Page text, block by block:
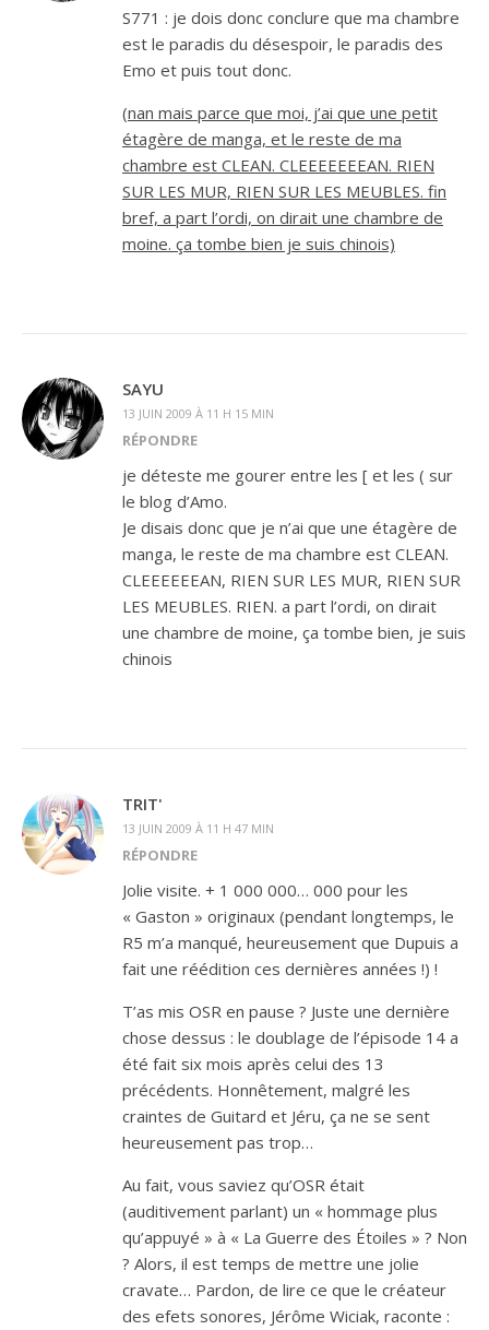
S771 : je dois donc conclure que ma chambre
est le paradis du désespoir, le paradis des
Emo et puis tout donc.
(nan mais parce que moi, j’ai que une petit
étagère de manga, et le reste de ma
chambre est CLEAN. CLEEEEEEEAN. RIEN
SUR LES MUR, RIEN SUR LES MEUBLES. fin
bref, a part l’ordi, on dirait une chambre de
moine. ça tombe bien je suis chinois)
SAYU
13 JUIN 2009 À 11 H 15 MIN
RÉPONDRE
je déteste me gourer entre les [ et les ( sur
le blog d’Amo.
Je disais donc que je n’ai que une étagère de
manga, le reste de ma chambre est CLEAN.
CLEEEEEEAN, RIEN SUR LES MUR, RIEN SUR
LES MEUBLES. RIEN. a part l’ordi, on dirait
une chambre de moine, ça tombe bien, je suis
chinois
TRIT'
13 JUIN 2009 À 11 H 47 MIN
RÉPONDRE
Jolie visite. + 1 000 000… 000 pour les
« Gaston » originaux (pendant longtemps, le
R5 m’a manqué, heureusement que Dupuis a
fait une réédition ces dernières années !) !
T’as mis OSR en pause ? Juste une dernière
chose dessus : le doublage de l’épisode 14 a
été fait six mois après celui des 13
précédents. Honnêtement, malgré les
craintes de Guitard et Jéru, ça ne se sent
heureusement pas trop…
Au fait, vous saviez qu’OSR était
(auditivement parlant) un « hommage plus
qu’appuyé » à « La Guerre des Étoiles » ? Non
? Alors, il est temps de mettre une jolie
cravate… Pardon, de lire ce que le créateur
des efets sonores, Jérôme Wiciak, raconte :